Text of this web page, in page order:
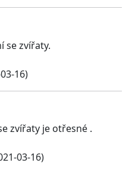
se zvířaty.
16)
zvířaty je otřesné .
03-16)